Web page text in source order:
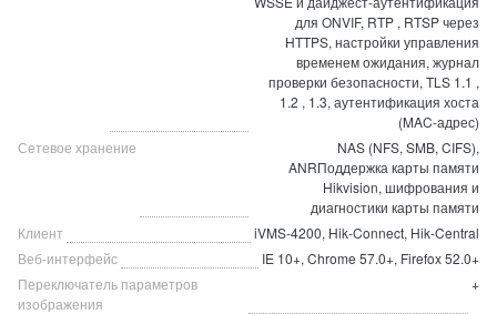
для ONVIF, RTP , RTSP через
HTTPS, настройки управления
временем ожидания, журнал
проверки безопасности, TLS 1.1 ,
1.2 , 1.3, аутентификация хоста
(MAC-адрес)
Сетевое хранение
NAS (NFS, SMB, CIFS),
ANRПоддержка карты памяти
Hikvision, шифрования и
диагностики карты памяти
Клиент
iVMS-4200, Hik-Connect, Hik-Central
Веб-интерфейс
IE 10+, Chrome 57.0+, Firefox 52.0+
Переключатель параметров
изображения
+